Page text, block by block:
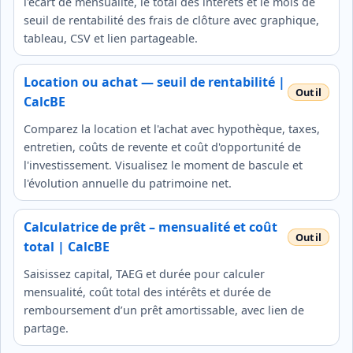
seuil de rentabilité des frais de clôture avec graphique,
tableau, CSV et lien partageable.
Location ou achat — seuil de rentabilité |
CalcBE
Comparez la location et l'achat avec hypothèque, taxes,
entretien, coûts de revente et coût d'opportunité de
l'investissement. Visualisez le moment de bascule et
l'évolution annuelle du patrimoine net.
Calculatrice de prêt – mensualité et coût
total | CalcBE
Saisissez capital, TAEG et durée pour calculer
mensualité, coût total des intérêts et durée de
remboursement d’un prêt amortissable, avec lien de
partage.